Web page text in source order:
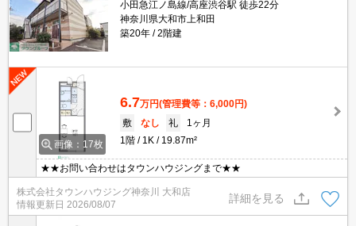
小田急江ノ島線/高座渋谷駅 徒歩22分
神奈川県大和市上和田
築20年
2階建
画像：17枚
6.7万円(管理費等：6,000円)
敷
なし 礼
1ヶ月
1階
1K 19.87m²
★★お問い合わせはタウンハウジングまで★★
株式会社タウンハウジング神奈川 大和店
情報更新日 2026/08/07
詳細を見る